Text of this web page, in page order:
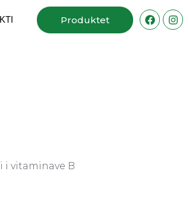
Produktet
i vitaminave B